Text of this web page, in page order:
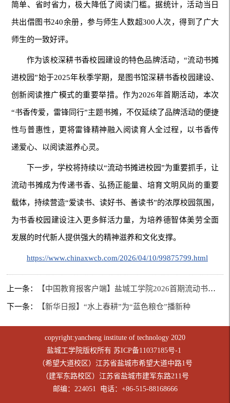
简单、省时省力，极大降低了阅读门槛。据统计，活动当日
共出借图书240余册，参与师生人数超300人次，得到了广大
师生的一致好评。
作为该校深耕书香校园建设的特色品牌活动，“流动书摊
进校园”始于2025年秋季学期，是图书馆深耕书香校园建设、
创新阅读推广模式的重要举措。作为2026年首期活动，本次
“书香传爱，雷锋同行”主题书摊，不仅延续了品牌活动的便捷
性与普惠性，更将雷锋精神融入阅读育人全过程，以书香传
递爱心、以阅读滋养心灵。
下一步，学校将持续以“流动书摊进校园”为重要抓手，让
流动书摊成为传递书香、弘扬正能量、培育文明风尚的重要
载体，持续营造“爱读书、读好书、善读书”的浓厚校园氛围，
为书香校园建设注入更多鲜活力量，为培养德智体美劳全面
发展的时代新人提供强大的精神滋养和文化支撑。
https://www.chinaxwcb.com/2026/04/10/99875799.html
上一条： 【中国教育报客户端】盐城工学院2026首期流动书摊暖心“营业”
下一条： 【新华日报】“水上春耕”为“蓝色粮仓”播新种
copyright:yancheng institute of technology 2020
盐城工学院版权所有 苏ICP备11037185号-1
（希望大道校区）江苏省盐城市希望大道中路1号
（建军东路校区）江苏省盐城市建军东路211号
邮编：224051 电话：+86-515-88168666